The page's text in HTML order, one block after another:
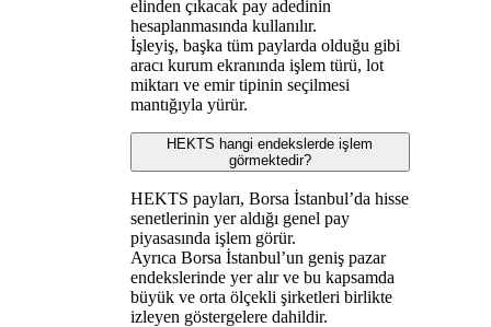
elinden çıkacak pay adedinin
hesaplanmasında kullanılır.
İşleyiş, başka tüm paylarda olduğu gibi
aracı kurum ekranında işlem türü, lot
miktarı ve emir tipinin seçilmesi
mantığıyla yürür.
HEKTS hangi endekslerde işlem
görmektedir?
HEKTS payları, Borsa İstanbul’da hisse
senetlerinin yer aldığı genel pay
piyasasında işlem görür.
Ayrıca Borsa İstanbul’un geniş pazar
endekslerinde yer alır ve bu kapsamda
büyük ve orta ölçekli şirketleri birlikte
izleyen göstergelere dahildir.